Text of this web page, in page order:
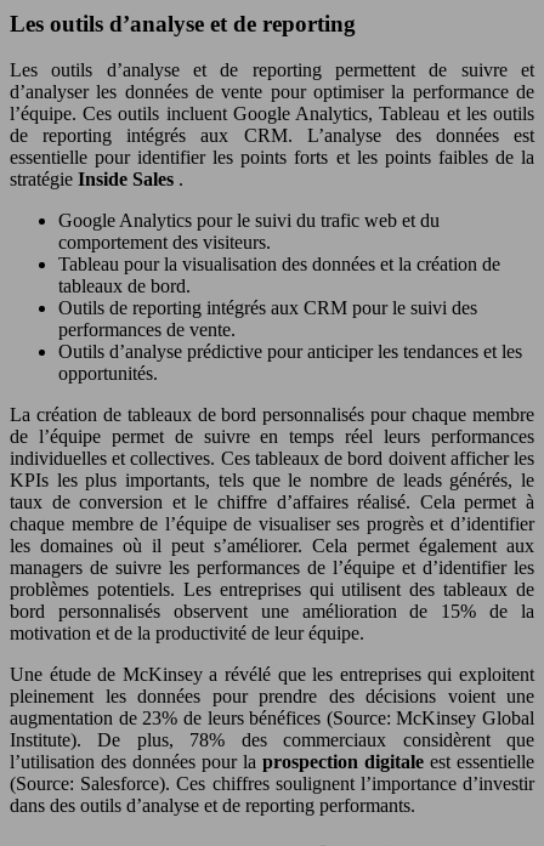
Les outils d’analyse et de reporting
Les outils d’analyse et de reporting permettent de suivre et
d’analyser les données de vente pour optimiser la performance de
l’équipe. Ces outils incluent Google Analytics, Tableau et les outils
de reporting intégrés aux CRM. L’analyse des données est
essentielle pour identifier les points forts et les points faibles de la
stratégie Inside Sales .
Google Analytics pour le suivi du trafic web et du
comportement des visiteurs.
Tableau pour la visualisation des données et la création de
tableaux de bord.
Outils de reporting intégrés aux CRM pour le suivi des
performances de vente.
Outils d’analyse prédictive pour anticiper les tendances et les
opportunités.
La création de tableaux de bord personnalisés pour chaque membre
de l’équipe permet de suivre en temps réel leurs performances
individuelles et collectives. Ces tableaux de bord doivent afficher les
KPIs les plus importants, tels que le nombre de leads générés, le
taux de conversion et le chiffre d’affaires réalisé. Cela permet à
chaque membre de l’équipe de visualiser ses progrès et d’identifier
les domaines où il peut s’améliorer. Cela permet également aux
managers de suivre les performances de l’équipe et d’identifier les
problèmes potentiels. Les entreprises qui utilisent des tableaux de
bord personnalisés observent une amélioration de 15% de la
motivation et de la productivité de leur équipe.
Une étude de McKinsey a révélé que les entreprises qui exploitent
pleinement les données pour prendre des décisions voient une
augmentation de 23% de leurs bénéfices (Source: McKinsey Global
Institute). De plus, 78% des commerciaux considèrent que
l’utilisation des données pour la prospection digitale est essentielle
(Source: Salesforce). Ces chiffres soulignent l’importance d’investir
dans des outils d’analyse et de reporting performants.